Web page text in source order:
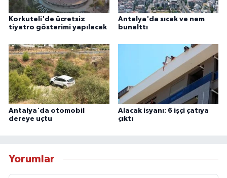
Korkuteli'de ücretsiz
tiyatro gösterimi yapılacak
Antalya'da sıcak ve nem
bunalttı
Antalya'da otomobil
dereye uçtu
Alacak isyanı: 6 işçi çatıya
çıktı
Yorumlar